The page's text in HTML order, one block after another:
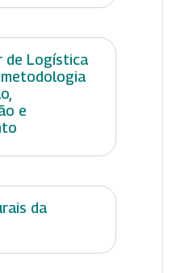
de Logística
e
da